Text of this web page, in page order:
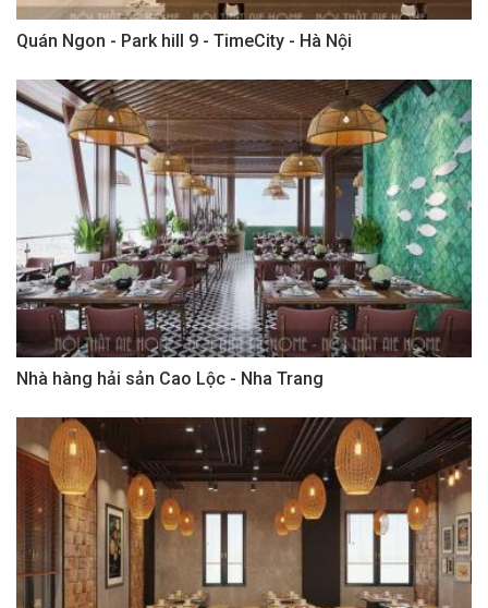
Quán Ngon - Park hill 9 - TimeCity - Hà Nội
Nhà hàng hải sản Cao Lộc - Nha Trang